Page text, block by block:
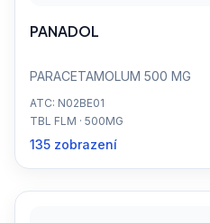
PANADOL
PARACETAMOLUM 500 MG
ATC: N02BE01
TBL FLM · 500MG
135 zobrazení